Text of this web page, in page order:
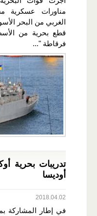
مناورات عسكرية
الغربي من البحر
قطع بحرية من
فرقاطة "...
تدريبات بحرية
أوديسا
2018.04.02
في إطار المشاركة